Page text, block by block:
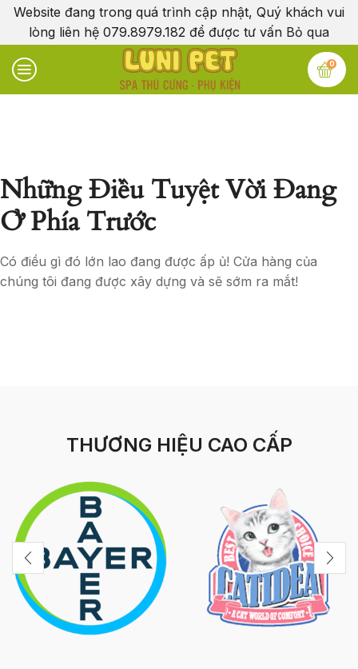
Website đang trong quá trình cập nhật, Quý khách vui
lòng liên hệ 079.8979.182 để được tư vấn Bỏ qua
0
Những Điều Tuyệt Vời Đang
Ở Phía Trước
Có điều gì đó lớn lao đang được ấp ủ! Cửa hàng của
chúng tôi đang được xây dựng và sẽ sớm ra mắt!
THƯƠNG HIỆU CAO CẤP